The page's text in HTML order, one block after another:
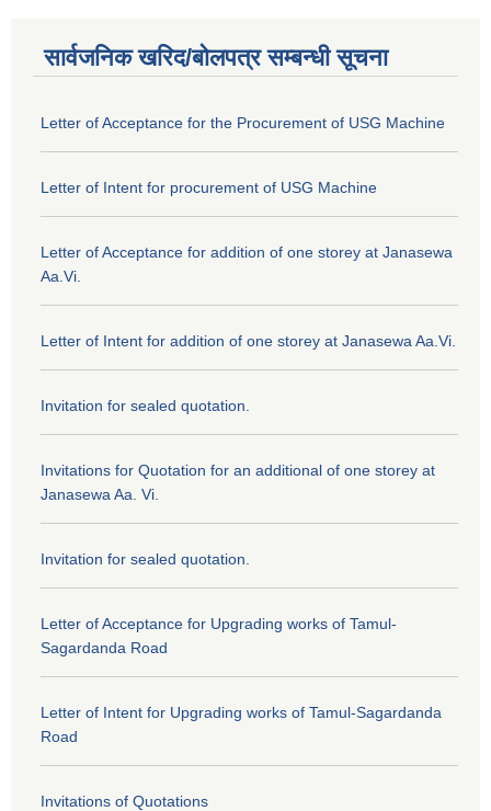
सार्वजनिक खरिद/बोलपत्र सम्बन्धी सूचना
Letter of Acceptance for the Procurement of USG Machine
Letter of Intent for procurement of USG Machine
Letter of Acceptance for addition of one storey at Janasewa
Aa.Vi.
Letter of Intent for addition of one storey at Janasewa Aa.Vi.
Invitation for sealed quotation.
Invitations for Quotation for an additional of one storey at
Janasewa Aa. Vi.
Invitation for sealed quotation.
Letter of Acceptance for Upgrading works of Tamul-
Sagardanda Road
Letter of Intent for Upgrading works of Tamul-Sagardanda
Road
Invitations of Quotations